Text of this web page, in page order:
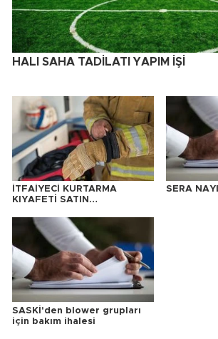
HALI SAHA TADİLATI YAPIM İŞİ
İTFAİYECİ KURTARMA
KIYAFETİ SATIN
SERA
SASKİ'den blower grupları
için bakım ihalesi